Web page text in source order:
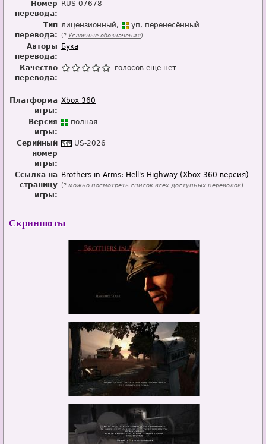
Номер
перевода:
RUS-07678
Тип
перевода:
лицензионный уп перенесённый
(? Условные обозначения)
Авторы
перевода:
Бука
Качество
перевода:
голосов еще нет
Платформа
игры:
Xbox 360
Версия
игры:
полная
Серийный
номер
игры:
US-2026
Ссылка на
страницу
игры:
Brothers in Arms: Hell's Highway (Xbox 360-версия)
(? можно посмотреть список всех доступных переводов)
Скриншоты